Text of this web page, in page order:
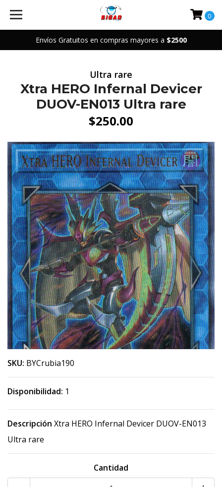
Envíos Gratuitos en compras mayores a $2500
0
Ultra rare
Xtra HERO Infernal Devicer
DUOV-EN013 Ultra rare
$250.00
SKU: BYCrubia190
Disponibilidad: 1
Descripción Xtra HERO Infernal Devicer DUOV-EN013
Ultra rare
Cantidad